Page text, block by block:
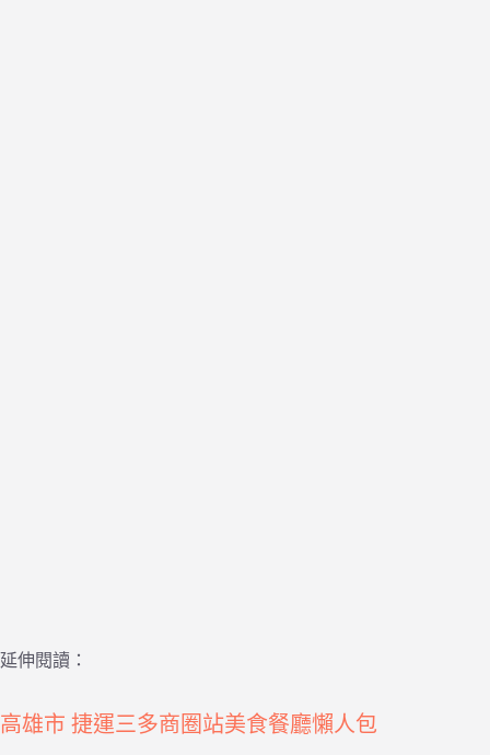
延伸閱讀：
高雄市 捷運三多商圈站美食餐廳懶人包